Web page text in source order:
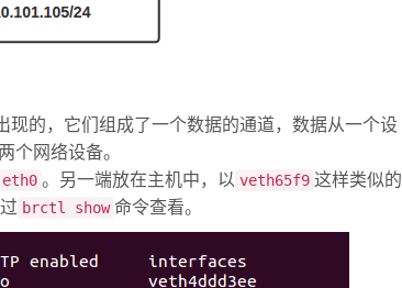
的，它们组成了一个数据的通道，数据从一个设
个网络设备。
eth0 。另一端放在主机中，以 veth65f9 这样类似的
brctl show 命令查看。